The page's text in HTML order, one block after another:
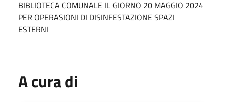
BIBLIOTECA COMUNALE IL GIORNO 20 MAGGIO 2024
PER OPERASIONI DI DISINFESTAZIONE SPAZI
ESTERNI
A cura di